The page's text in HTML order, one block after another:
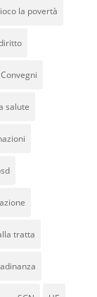
la povertà
Convegni
salute
tratta